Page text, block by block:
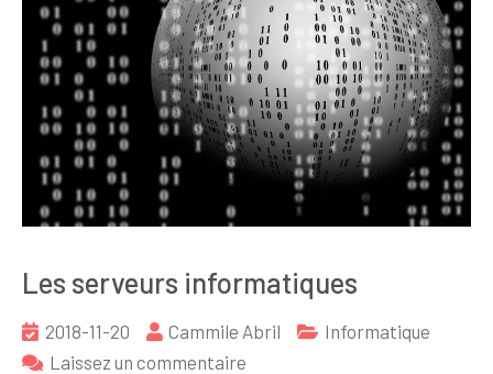
Les serveurs informatiques
2018-11-20 Cammile Abril
Informatique
Laissez un commentaire